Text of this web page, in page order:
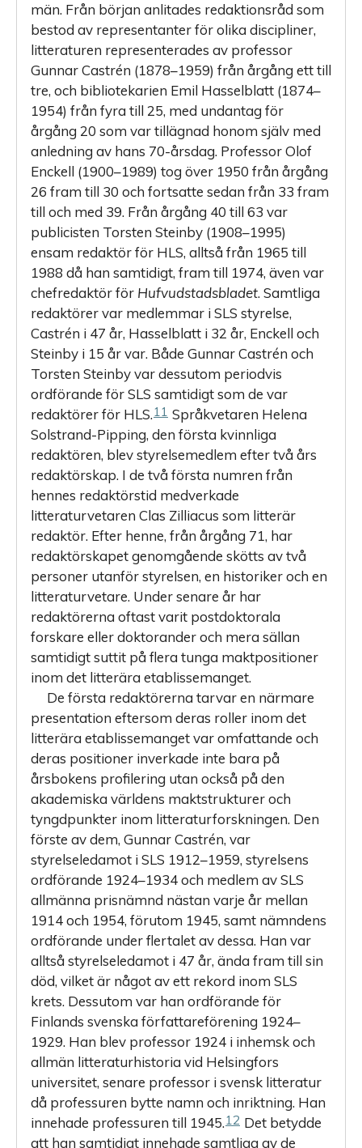
män. Från början anlitades redaktionsråd som
bestod av representanter för olika discipliner,
litte­raturen representerades av professor
Gunnar Castrén (1878–1959) från årgång ett till
tre, och bibliotekarien Emil Hasselblatt (1874–
1954) från fyra till 25, med undantag för
årgång 20 som var tillägnad honom själv med
anledning av hans 70-årsdag. Professor Olof
Enckell (1900–1989) tog över 1950 från årgång
26 fram till 30 och fortsatte sedan från 33 fram
till och med 39. Från årgång 40 till 63 var
publicisten Torsten Steinby (1908–1995)
ensam redaktör för HLS, alltså från 1965 till
1988 då han samtidigt, fram till 1974, även var
chefredaktör för Hufvudstadsbladet. Samtliga
redaktörer var medlemmar i SLS styrelse,
Castrén i 47 år, Hasselblatt i 32 år, Enckell och
Steinby i 15 år var. Både ­Gunnar Castrén och
Torsten Steinby var dessutom periodvis
ordförande för SLS samtidigt som de var
redaktörer för HLS.11 ­Språkvetaren Helena
Solstrand-Pipping, den första kvinnliga
redaktören, blev styrelsemedlem efter två års
redaktörskap. I de två första numren från
hennes redaktörstid medverkade
litteraturvetaren Clas Zilliacus som litterär
redaktör. Efter henne, från årgång 71, har
redaktörskapet genomgående skötts av två
personer utanför styrelsen, en historiker och en
litteraturvetare. Under senare år har
redaktörerna oftast varit postdoktorala
forskare eller doktorander och mera sällan
samtidigt suttit på flera tunga maktpositioner
inom det litterära etablissemanget.
De första redaktörerna tarvar en närmare
presentation eftersom deras roller inom det
litterära etablissemanget var omfattande och
deras positioner inverkade inte bara på
årsbokens profilering utan också på den
akademiska världens maktstrukturer och
tyngdpunkter inom litteraturforskningen. Den
förste av dem, Gunnar Castrén, var
styrelseledamot i SLS 1912–1959, styrelsens
ordförande 1924–1934 och medlem av SLS
allmänna prisnämnd nästan varje år mellan
1914 och 1954, förutom 1945, samt nämndens
ordförande under flertalet av dessa. Han var
alltså styrelseledamot i 47 år, ända fram till sin
död, vilket är något av ett rekord inom SLS
krets. Dessutom var han ordförande för
Finlands svenska författareförening 1924–
1929. Han blev professor 1924 i inhemsk och
allmän litteraturhistoria vid Helsingfors
universitet, senare professor i svensk litteratur
då professuren bytte namn och inriktning. Han
innehade professuren till 1945.12 Det betydde
att han samtidigt innehade samtliga av de